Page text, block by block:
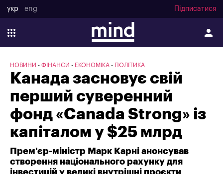
укр eng Підписатися
НОВИНИ ФІНАНСИ ЕКОНОМІКА ПОЛІТИКА
Канада засновує свій
перший суверенний
фонд «Canada Strong» із
капіталом у $25 млрд
Прем'єр-міністр Марк Карні анонсував
створення національного рахунку для
інвестицій у великі внутрішні проєкти